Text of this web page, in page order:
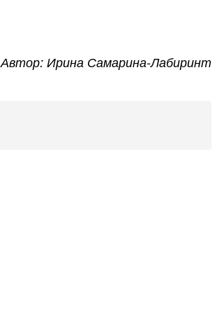
Автор: Ирина Самарина-Лабиринт